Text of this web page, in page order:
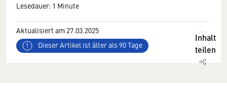
Lesedauer: 1 Minute
Aktualisiert am 27.03.2025
Dieser Artikel ist älter als 90 Tage
Inhalt
teilen